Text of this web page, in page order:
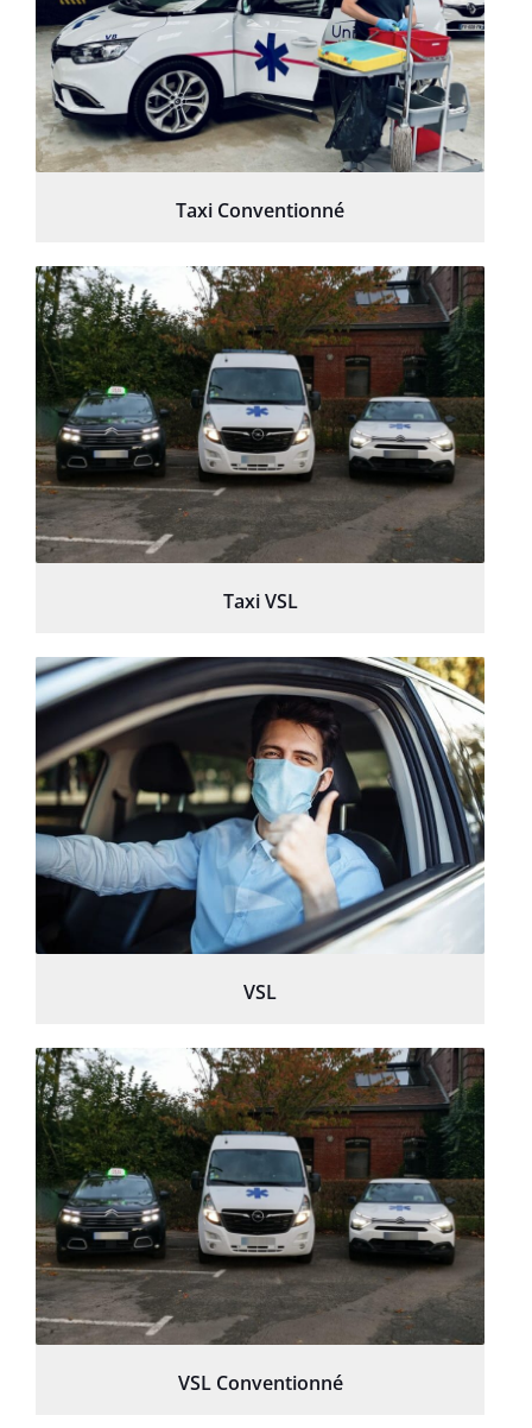
Taxi Conventionné
Taxi VSL
VSL
VSL Conventionné